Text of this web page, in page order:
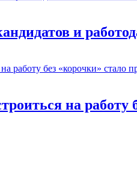
и
на